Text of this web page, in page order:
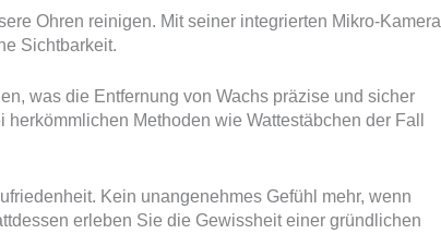
Ohren reinigen. Mit seiner integrierten Mikro-Kamera
Sichtbarkeit.
was die Entfernung von Wachs präzise und sicher
Methoden wie Wattestäbchen der Fall
Kein unangenehmes Gefühl mehr, wenn
erleben Sie die Gewissheit einer gründlichen